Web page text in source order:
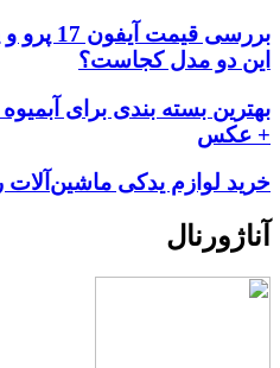
بررسی
این دو مدل کجاست؟
+ عکس
خرید لوازم یدکی
آناژورنال